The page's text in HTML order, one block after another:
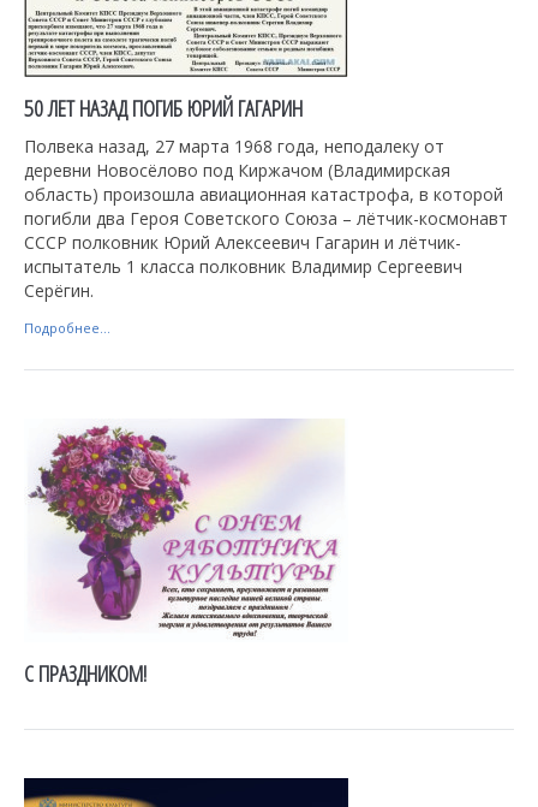
50 ЛЕТ НАЗАД ПОГИБ ЮРИЙ ГАГАРИН
Полвека назад, 27 марта 1968 года, неподалеку от
деревни Новосёлово под Киржачом (Владимирская
область) произошла авиационная катастрофа, в которой
погибли два Героя Советского Союза – лётчик-космонавт
СССР полковник Юрий Алексеевич Гагарин и лётчик-
испытатель 1 класса полковник Владимир Сергеевич
Серёгин.
Подробнее...
С ПРАЗДНИКОМ!